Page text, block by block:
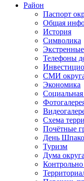
Район
Паспорт
Общая
История
Символика
Телефоны
СМИ
Экономика
Социальная
Схема
Почётные
День
Туризм
Дума округа